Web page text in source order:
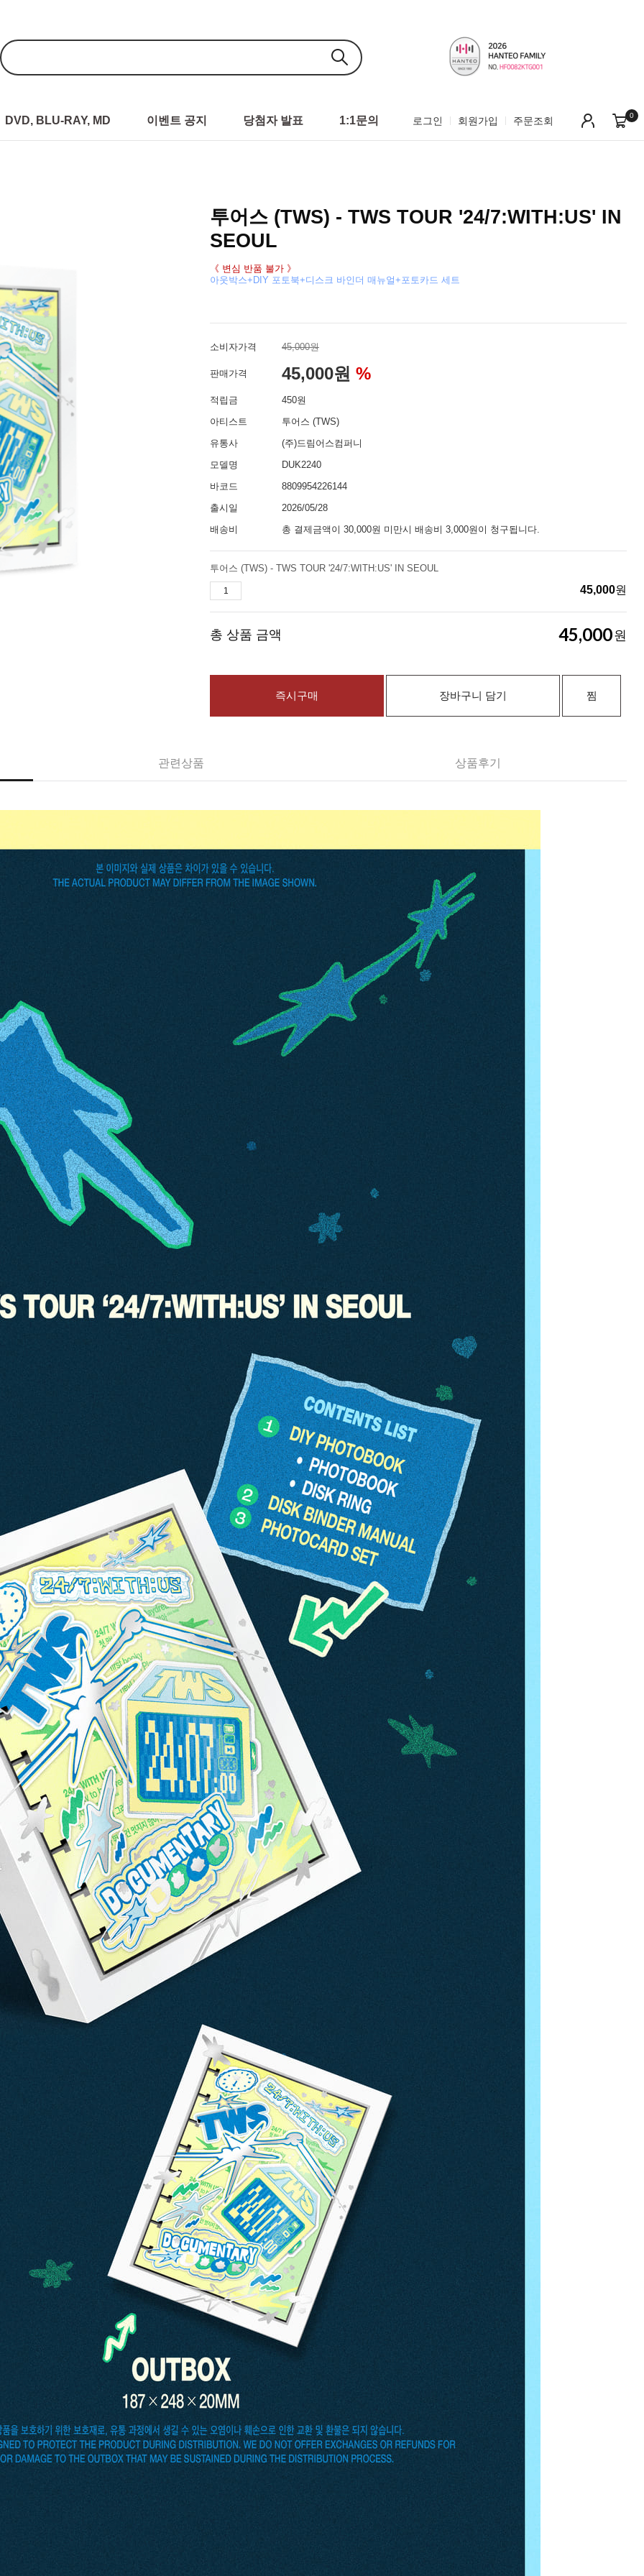
DVD, BLU-RAY, MD 이벤트 공지 당첨자 발표 1:1문의 로그인 회원가입 주문조회 0
투어스 (TWS) - TWS TOUR '24/7:WITH:US' IN
SEOUL
《 변심 반품 불가 》
아웃박스+DIY 포토북+디스크 바인더 매뉴얼+포토카드 세트
소비자가격 45,000원
판매가격 45,000원 %
적립금
450원
아티스트
투어스 (TWS)
유통사
(주)드림어스컴퍼니
모델명
DUK2240
바코드
8809954226144
출시일
2026/05/28
배송비
총 결제금액이 30,000원 미만시 배송비 3,000원이 청구됩니다.
투어스 (TWS) - TWS TOUR '24/7:WITH:US' IN SEOUL
45,000원
총 상품 금액 45,000원
즉시구매 장바구니 담기 찜
관련상품 상품후기